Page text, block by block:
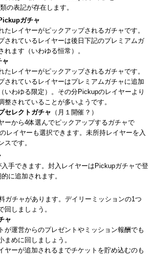
の表記が存在します。
ガチャ
たレイヤーがピックアップされるガチャです。
されているレイヤーは後日下記のプレミアムガ
れます（いわゆる恒常）。
ャ
たレイヤーがピックアップされるガチャです。
されているレイヤーはプレミアムガチャに追加
いわゆる限定）。その分Pickupのレイヤーより
整されていることが多いようです。
セレクトガチャ （月１開催？）
ーから4体選んでピックアップするガチャで
レイヤーも選択できます。未所持レイヤーを入
スです。
手できます。封入レイヤーはPickupガチャで登
に追加されます。
ガチャがあります。デイリーミッションの1つ
回しましょう。
ャ
が運営からのプレゼントやミッション報酬でも
まめに回しましょう。
ヤーが追加されるまでチケットを貯め込むのも